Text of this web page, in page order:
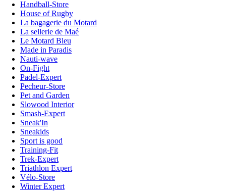
Handball-Store
House of Rugby
La bagagerie du Motard
La sellerie de Maé
Le Motard Bleu
Made in Paradis
Nauti-wave
On-Fight
Padel-Expert
Pecheur-Store
Pet and Garden
Slowood Interior
Smash-Expert
Sneak'In
Sneakids
Sport is good
Training-Fit
Trek-Expert
Triathlon Expert
Vélo-Store
Winter Expert